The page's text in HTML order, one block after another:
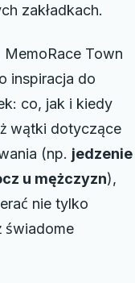
zakładkach.
Town
inspiracja do
co, jak i kiedy
wątki dotyczące
(np. jedzenie
u mężczyzn),
nie tylko
świadome